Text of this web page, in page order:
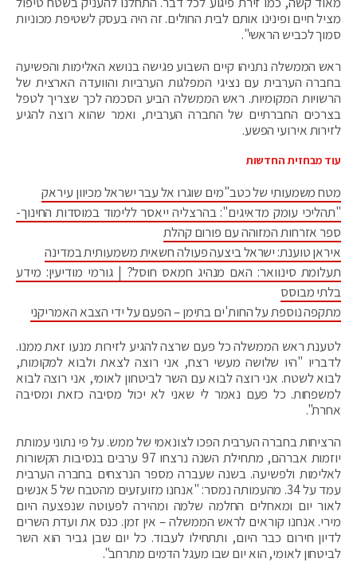
מציל חיים ופינינו אותם לבית החולים. זה היה בעסק לשטיפת מכוניות
סמוך לכביש הראשי".
ראש הממשלה נתניהו קיים השבוע פגישה בנושא האלימות והפשיעה
בחברה הערבית עם נציגי המפלגות הערביות והוועדה הארצית של
הרשויות המקומיות. ראש הממשלה הביע הסכמה לכך שצריך לטפל
בצרכים החברתיים של החברה הערבית, ואמר שהוא רוצה להגיע
לזירות אירועי הפשע.
עוד מבחזית החדשות
מטח משמעותי של כטב"מים שוגרו אל עבר ישראל מכיוון עיראק
"תהליכי עומק מדאיגים": בהרצליה ייאסר ללימוד במוסדות החינוך-
ספר אזרחות המזוהה עם פורום קהלת
איראן טוענת: ישראל ביצעה פעולה חשאית משמעותית במדינה
תעלומת סינוואר: האם מנהיג חמאס חוסל? | גורמי מודיעין: מידע
בלתי מבוסס
מתקפה נוספת על החות'ים בתימן – הפעם על ידי הצבא האמריקני
לטענת ראש הממשלה כל פעם שרצה להגיע לזירות מנעו זאת ממנו.
לדבריו "היו שלושה מעשי רצח, אני רוצה לצאת ולבוא למקומות,
לבוא לשטח. אני רוצה לבוא עם השר לביטחון לאומי, אני רוצה לבוא
למשפחות. כל פעם נאמר לי שאני לא יכול מסיבה כזאת ומסיבה
אחרת".
הרציחות בחברה הערבית הפכו לצונאמי של ממש. על פי נתוני עמותת
יוזמות אברהם, מתחילת השנה נרצחו 97 ערבים בנסיבות הקשורות
לאלימות ולפשיעה. בשנה שעברה מספר הנרצחים בחברה הערבית
עמד על 34. מהעמותה נמסר: "אנחנו מזועזעים מהטבח של 5 אנשים
לאור יום ומאחלים החלמה שלמה ומהירה לפעוטה שנפצעה היום
מירי. אנחנו קוראים לראש הממשלה – אין זמן. כנס את ועדת השרים
לדיון חירום כבר היום, ותתחילו לעבוד. כל יום שבן גביר הוא השר
לביטחון לאומי, הוא יום שבו מעגל הדמים מתרחב".